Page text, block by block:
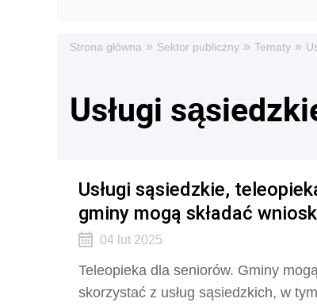
Strona główna » Sektor publiczny » Tematy »
Usługi
Usługi sąsiedzkie,
gminy mogą składać
04 lut 2025
Teleopieka dla seniorów. Gminy
skorzystać z usług sąsiedzkich, w